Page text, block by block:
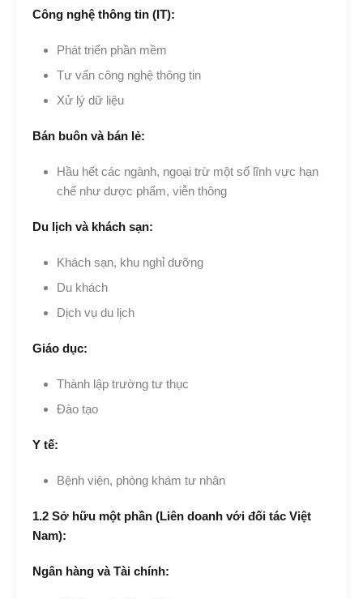
Công nghệ thông tin (IT):
Phát triển phần mềm
Tư vấn công nghệ thông tin
Xử lý dữ liệu
Bán buôn và bán lẻ:
Hầu hết các ngành, ngoại trừ một số lĩnh vực hạn
chế như dược phẩm, viễn thông
Du lịch và khách sạn:
Khách sạn, khu nghỉ dưỡng
Du khách
Dịch vụ du lịch
Giáo dục:
Thành lập trường tư thục
Đào tạo
Y tế:
Bệnh viện, phòng khám tư nhân
1.2 Sở hữu một phần (Liên doanh với đối tác Việt
Nam):
Ngân hàng và Tài chính: